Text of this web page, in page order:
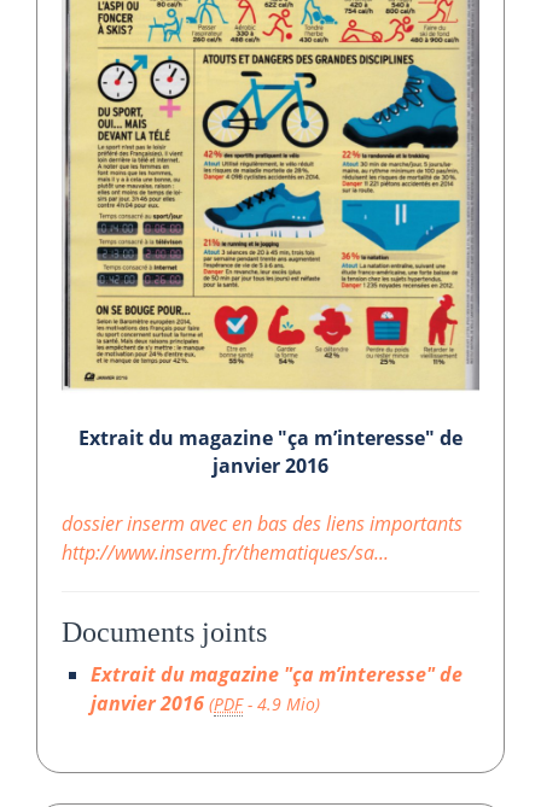
Extrait du magazine "ça m’interesse" de
janvier 2016
dossier inserm avec en bas des liens importants
http://www.inserm.fr/thematiques/sa...
Documents joints
Extrait du magazine "ça m’interesse" de
janvier 2016 (PDF-4.9 Mio)